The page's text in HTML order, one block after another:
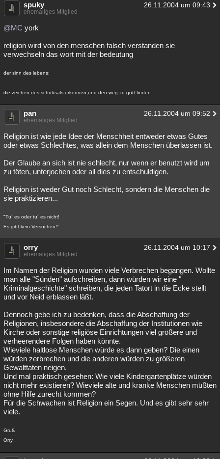
spuky 26.11.2004 um 09:43
ehemaliges Mitglied
@MC york
religion wird von den menschen falsch verstanden sie
verwechseln das wort mit der bedeutung
der sinn des lebens:
die zeichen des schicksals erkennen,und den weg zu gott finden
pan 26.11.2004 um 09:52
ehemaliges Mitglied
Religion ist wie jede Idee der Menschheit entweder etwas Gutes
oder etwas Schlechtes, was allein dem Menschen überlassen ist.
Der Glaube an sich ist nie schlecht, nur wenn er benutzt wird um
zu töten, unterjochen oder all dies zu entschuldigen.
Religion ist weder Gut noch Schlecht, sondern die Menschen die
sie praktizieren...
"Tu´ es oder tu´ es nicht!
Es gibt kein Versuchen!"
orry 26.11.2004 um 10:17
ehemaliges Mitglied
Im Namen der Religion wurden viele Verbrechen begangen. Wollte
man alle "Sünden" aufschreiben, dann würden wir eine "
Kriminalgeschichte" schreiben, die jeden Tatort in die Ecke stellt
und vor Neid erblassen läßt.
Dennoch gebe ich zu bedenken, dass die Abschaffung der
Religionen, insbesondere die Abschaffung der Institutionen wie
Kirche oder sonstige religiöse Einrichtungen viel größere und
verheerendere Folgen haben könnte.
Wieviele haltlose Menschen würde es dann geben? Die einen
würden zerbrechen und die anderen würden zu größeren
Gewalttaten neigen.
Und mal praktisch gesehen: Wie viele Kindergartenplätze würden
nicht mehr existieren? Wieviele alte und kranke Menschen müßten
ohne Hilfe zurecht kommen?
Für die Schwachen ist Religion ein Segen. Und es gibt sehr sehr
viele.
Gruß
Orry